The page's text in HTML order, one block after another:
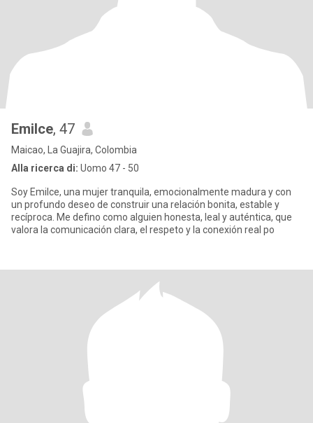
Emilce, 47
Maicao, La Guajira, Colombia
Alla ricerca di: Uomo 47 - 50
Soy Emilce, una mujer tranquila, emocionalmente madura y con
un profundo deseo de construir una relación bonita, estable y
recíproca. Me defino como alguien honesta, leal y auténtica, que
valora la comunicación clara, el respeto y la conexión real po